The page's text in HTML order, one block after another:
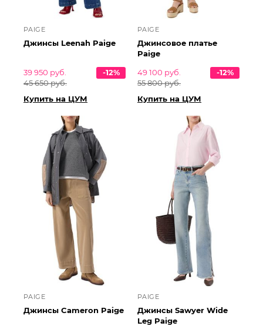
PAIGE
Джинсы Leenah Paige
39 950 руб.
45 650 руб.
-12%
Купить на ЦУМ
PAIGE
Джинсовое платье
Paige
49 100 руб.
55 800 руб.
-12%
Купить на ЦУМ
PAIGE
Джинсы Cameron Paige
PAIGE
Джинсы Sawyer Wide
Leg Paige